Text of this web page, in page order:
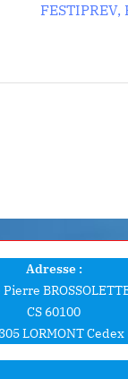
N
t
Adresse :
Pierre
CS 60100
LORMONT Cedex